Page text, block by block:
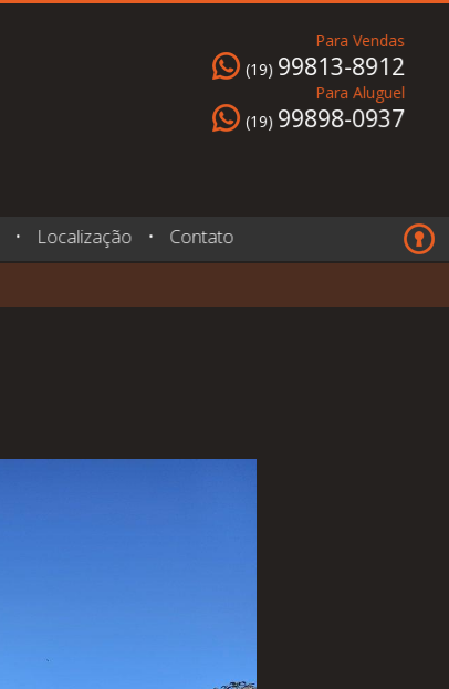
Para Vendas
(19) 99813-8912
Para Aluguel
(19) 99898-0937
• Localização • Contato